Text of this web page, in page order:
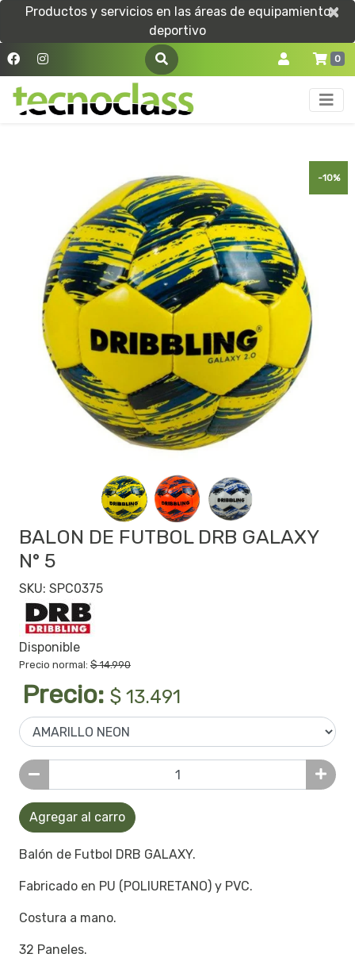
Productos y servicios en las áreas de equipamiento
deportivo
×
×
0
-10%
BALON DE FUTBOL DRB GALAXY
N° 5
SKU: SPC0375
Disponible
Precio normal: $ 14.990
Precio: $ 13.491
Agregar al carro
Balón de Futbol DRB GALAXY.
Fabricado en PU (POLIURETANO) y PVC.
Costura a mano.
32 Paneles.